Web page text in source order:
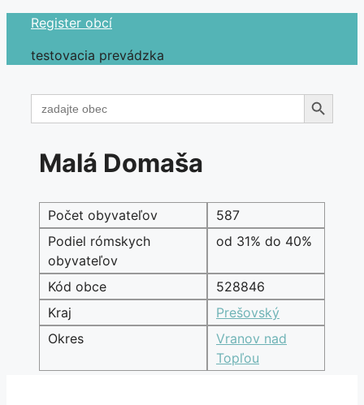
Preskočiť
obsah
Register obcí
testovacia prevádzka
Search
for:
Search Button
Malá Domaša
Počet obyvateľov
587
Podiel rómskych
obyvateľov
od 31% do 40%
Kód obce
528846
Kraj
Prešovský
Okres
Vranov nad
Topľou